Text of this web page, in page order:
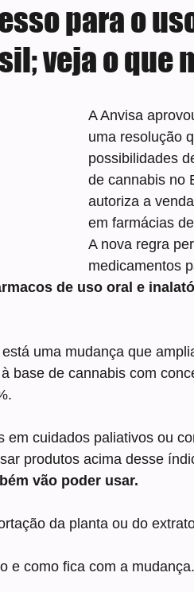
para o
veja o que
A Anvisa
uma resolução
possibilidades
de cannabis no
autoriza a
em farmácias
A nova regra
medicamentos
de uso oral e
uma mudança que
base de cannabis com
cuidados paliativos ou
produtos acima desse
vão poder usar.
da planta ou do
e como fica com a mudança.